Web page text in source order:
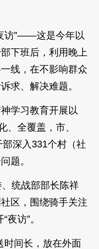
访”——这是今年以
下班后，利用晚上
线，在不影响群众
求、解决难题。
学习教育开展以
、全覆盖，市、
深入331个村（社
题。
统战部部长陈祥
区，围绕骑手关注
夜访”。
时间长，放在外面